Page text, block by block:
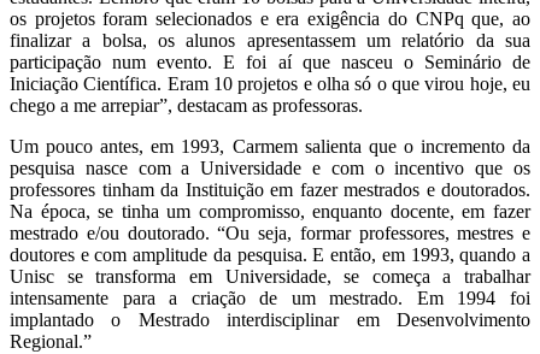
os projetos foram selecionados e era exigência do CNPq que, ao
finalizar a bolsa, os alunos apresentassem um relatório da sua
participação num evento. E foi aí que nasceu o Seminário de
Iniciação Científica. Eram 10 projetos e olha só o que virou hoje, eu
chego a me arrepiar”, destacam as professoras.
Um pouco antes, em 1993, Carmem salienta que o incremento da
pesquisa nasce com a Universidade e com o incentivo que os
professores tinham da Instituição em fazer mestrados e doutorados.
Na época, se tinha um compromisso, enquanto docente, em fazer
mestrado e/ou doutorado. “Ou seja, formar professores, mestres e
doutores e com amplitude da pesquisa. E então, em 1993, quando a
Unisc se transforma em Universidade, se começa a trabalhar
intensamente para a criação de um mestrado. Em 1994 foi
implantado o Mestrado interdisciplinar em Desenvolvimento
Regional.”